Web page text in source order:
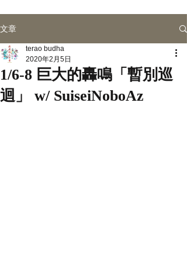
文章
1/6-8 巨大的轟鳴「暫別巡
迴」 w/ SuiseiNoboAz
terao budha
2020年2月5日